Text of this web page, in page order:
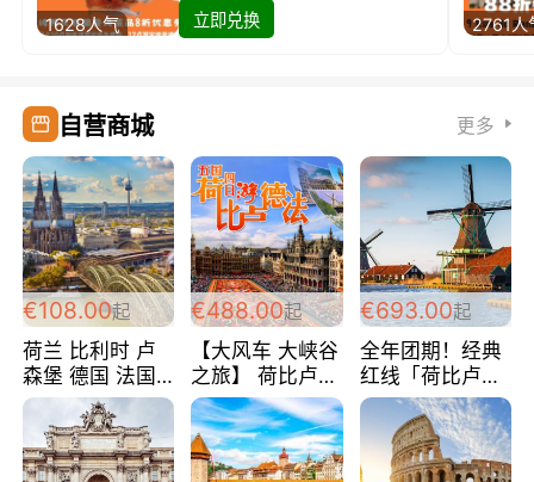
1628人气
立即兑换
2761人
自营商城 更多
€108.00起
荷兰 比利时 卢
森堡 德国 法国
超爽玩遍西欧 循
环线 全程四星宾
馆 108欧/人/天
€488.00起
【大风车 大峡谷
之旅】 荷比卢德
法 巴黎上下 经
典五国四日游
488欧/人
€693.00起
全年团期！经典
红线「荷比卢德
法」七天循环 五
国 仅售99欧/人/
天！巴黎上下！
包拼房~